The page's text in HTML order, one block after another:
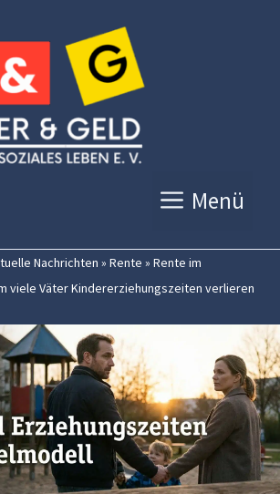
Menü
Nachrichten » Rente » Rente im
viele Väter Kindererziehungszeiten verlieren